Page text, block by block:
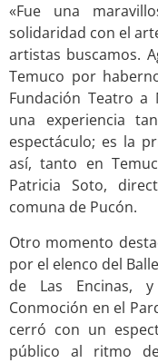
«Fue una
solidaridad con el
artistas buscamos.
Temuco por
Fundación Teatro a
una experiencia
espectáculo; es la
así, tanto en
Patricia Soto,
comuna de Pucón.
Otro momento
por el elenco del
de Las Encinas,
Conmoción en el
cerró con un
público al ritmo